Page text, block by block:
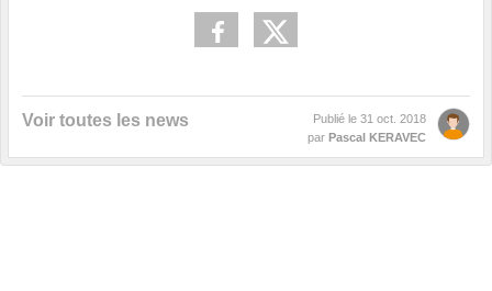
Voir toutes les news Publié le 31 oct. 2018
par Pascal KERAVEC